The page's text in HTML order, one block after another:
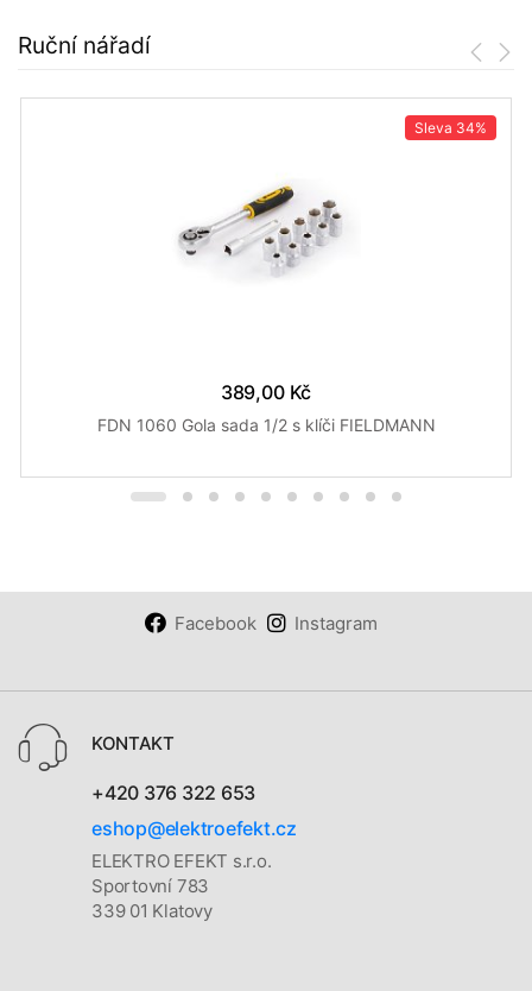
Ruční nářadí
Sleva 34%
389,00 Kč
FDN 1060 Gola sada 1/2 s klíči FIELDMANN
Facebook Instagram
KONTAKT
+420 376 322 653
eshop@elektroefekt.cz
ELEKTRO EFEKT s.r.o.
Sportovní 783
339 01 Klatovy